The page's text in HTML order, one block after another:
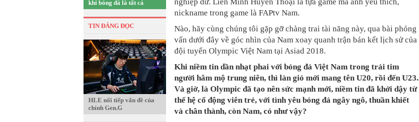
khi bóng đá là tất cả
TIN ĐÁNG ĐỌC
HLE nối tiếp vấn đề của
chính Gen.G
nickname trong game là FAPtv Nam.
Nào, hãy cùng chúng tôi gặp gỡ chàng trai tài năng này, qua bài phỏng
vấn dưới đây về góc nhìn của Nam xoay quanh trận bán kết lịch sử của
đội tuyển Olympic Việt Nam tại Asiad 2018.
Khi niềm tin dần nhạt phai với bóng đá Việt Nam trong trái tim
người hâm mộ trung niên, thì làn gió mới mang tên U20, rồi đến U23.
Và giờ, là Olympic đã tạo nên sức mạnh mới, niềm tin đã khởi dậy từ
thế hệ cổ động viên trẻ, với tình yêu bóng đá ngây ngô, thuần khiết
và chân thành, còn Nam, có như vậy?